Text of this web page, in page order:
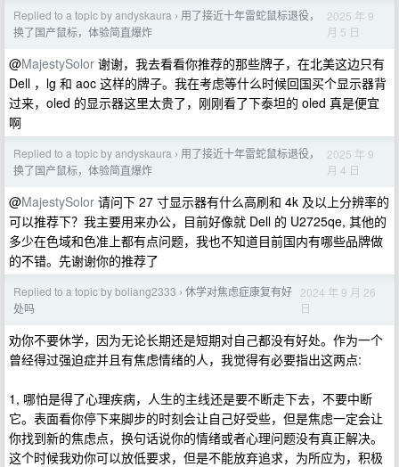
Replied to a topic by andyskaura › 用了接近十年雷蛇鼠标退役，
换了国产鼠标，体验简直爆炸
2025 年 9
月 5 日
@MajestySolor 谢谢，我去看看你推荐的那些牌子，在北美这边只有
Dell ，lg 和 aoc 这样的牌子。我在考虑等什么时候回国买个显示器背
过来，oled 的显示器这里太贵了，刚刚看了下泰坦的 oled 真是便宜
啊
Replied to a topic by andyskaura › 用了接近十年雷蛇鼠标退役，
换了国产鼠标，体验简直爆炸
2025 年 9
月 4 日
@MajestySolor 请问下 27 寸显示器有什么高刷和 4k 及以上分辨率的
可以推荐下？我主要用来办公，目前好像就 Dell 的 U2725qe, 其他的
多少在色域和色准上都有点问题，我也不知道目前国内有哪些品牌做
的不错。先谢谢你的推荐了
Replied to a topic by boliang2333 › 休学对焦虑症康复有好
处吗
2024 年 9 月 26
日
劝你不要休学，因为无论长期还是短期对自己都没有好处。作为一个
曾经得过强迫症并且有焦虑情绪的人，我觉得有必要指出这两点:
1, 哪怕是得了心理疾病，人生的主线还是要不断走下去，不要中断
它。表面看你停下来脚步的时刻会让自己好受些，但是焦虑一定会让
你找到新的焦虑点，换句话说你的情绪或者心理问题没有真正解决。
这个时候我劝你可以放低要求，但是不能放弃追求，为所应为，积极